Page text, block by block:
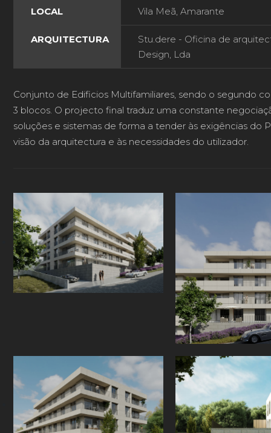
LOCAL Vila Meã, Amarante
ARQUITECTURA
Stu.dere - Oficina de
Design, Lda
Conjunto de Edificios Multifamiliares, sendo o segundo
3 blocos. O projecto final traduz uma constante
soluções e sistemas de forma a tender às exigências do
visão da arquitectura e às necessidades do utilizador.